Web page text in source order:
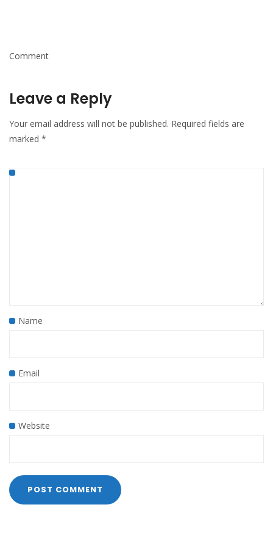
Comment
Leave a Reply
Your email address will not be published. Required fields are
marked *
Name
Email
Website